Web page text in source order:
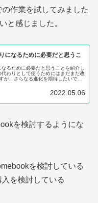
作業を試してみました
と感じました。
になるために必要だと思うこ
るために必要だと思うことを紹介し
わりとして使うためにはまだまだ改
が、さらなる進化を期待したいで
2022.05.06
を検討するようにな
を検討している
を検討している